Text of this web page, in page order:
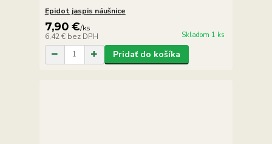
Epidot jaspis náušnice
7,90 €/ks
6,42 € bez DPH Skladom 1 ks
Pridať do košíka